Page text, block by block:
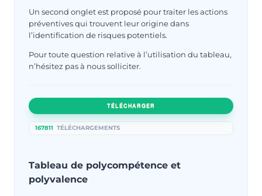
Un second onglet est proposé pour traiter les actions
préventives qui trouvent leur origine dans
l’identification de risques potentiels.
Pour toute question relative à l’utilisation du tableau,
n’hésitez pas à nous solliciter.
TÉLÉCHARGER
167811 TÉLÉCHARGEMENTS
Tableau de polycompétence et
polyvalence